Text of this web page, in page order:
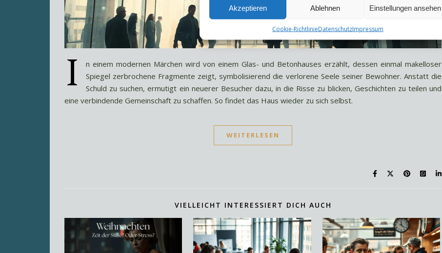
Akzeptieren Ablehnen Einstellungen ansehen
Cookie-RichtlinieDatenschutzImpressum
I
n einem modernen Märchen wird von einem Glas- und Betonhauses erzählt, dessen einmal makelloser
Spiegel zerbrochene Fragmente zeigt, symbolisierend die verlorene Seele seiner Bewohner. Anstatt die
Schuld zu suchen, ermutigt ein neuerer Besucher dazu, in die Risse zu blicken, Geschichten zu teilen und
eine verbindende Gemeinschaft zu schaffen. So findet das Haus wieder zu sich selbst.
WEITERLESEN
VIELLEICHT INTERESSIERT DICH AUCH